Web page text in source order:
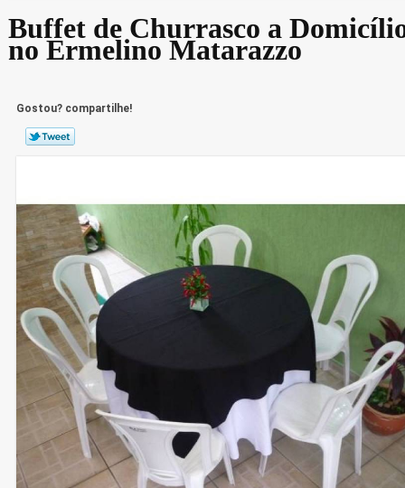
Buffet de Churrasco a
no Ermelino Matarazzo
Gostou? compartilhe!